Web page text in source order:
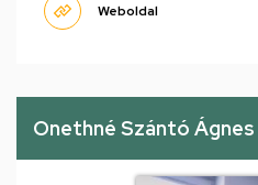
Weboldal
Onethné Szántó Ágnes